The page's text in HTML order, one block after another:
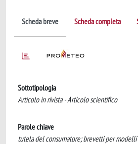
Scheda breve Scheda completa
Sottotipologia
Articolo in rivista - Articolo scientifico
Parole chiave
tutela del consumatore; brevetti per